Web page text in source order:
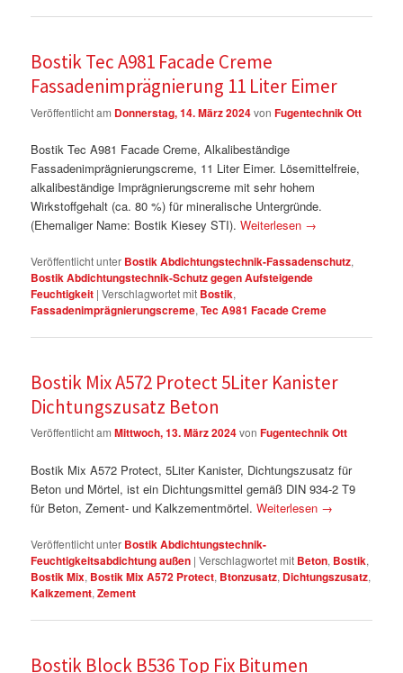
Bostik Tec A981 Facade Creme
Fassadenimprägnierung 11 Liter Eimer
Veröffentlicht am Donnerstag, 14. März 2024vonFugentechnik Ott
Bostik Tec A981 Facade Creme, Alkalibeständige
Fassadenimprägnierungscreme, 11 Liter Eimer. Lösemittelfreie,
alkalibeständige Imprägnierungscreme mit sehr hohem
Wirkstoffgehalt (ca. 80 %) für mineralische Untergründe.
(Ehemaliger Name: Bostik Kiesey STI).Weiterlesen →
Veröffentlicht unter Bostik Abdichtungstechnik-Fassadenschutz,
Bostik Abdichtungstechnik-Schutz gegen Aufsteigende
Feuchtigkeit |Verschlagwortet mit Bostik,
Fassadenimprägnierungscreme,Tec A981 Facade Creme
Bostik Mix A572 Protect 5Liter Kanister
Dichtungszusatz Beton
Veröffentlicht amMittwoch, 13. März 2024vonFugentechnik Ott
Bostik Mix A572 Protect, 5Liter Kanister, Dichtungszusatz für
Beton und Mörtel, ist ein Dichtungsmittel gemäß DIN 934-2 T9
für Beton, Zement- und Kalkzementmörtel.Weiterlesen →
Veröffentlicht unter Bostik Abdichtungstechnik-
Feuchtigkeitsabdichtung außen |Verschlagwortet mit Beton, Bostik,
Bostik Mix, Bostik Mix A572 Protect, Btonzusatz, Dichtungszusatz,
Kalkzement,Zement
Bostik Block B536 Top Fix Bitumen